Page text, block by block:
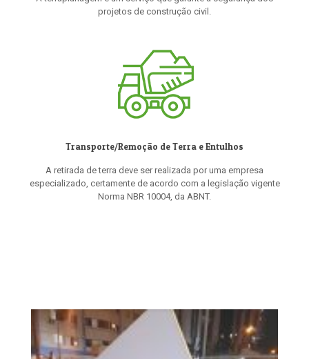
projetos de construção civil.
Transporte/Remoção de Terra e Entulhos
A retirada de terra deve ser realizada por uma empresa
especializado, certamente de acordo com a legislação vigente
Norma NBR 10004, da ABNT.